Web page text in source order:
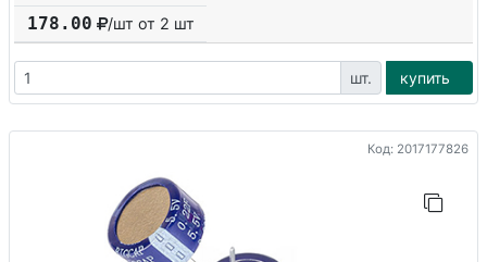
178.00 /шт от 2 шт
шт. купить
Код: 2017177826